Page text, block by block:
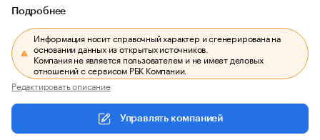
Подробнее
Информация носит справочный характер и сгенерирована на
основании данных из открытых источников.
Компания не является пользователем и не имеет деловых
отношений с сервисом РБК Компании.
Редактировать описание
Управлять компанией